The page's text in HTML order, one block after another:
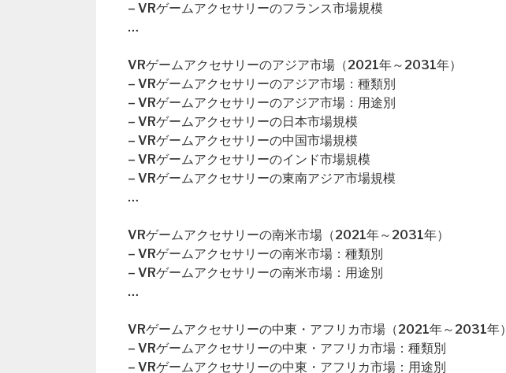
– VRゲームアクセサリーのフランス市場規模
…
VRゲームアクセサリーのアジア市場（2021年～2031年）
– VRゲームアクセサリーのアジア市場：種類別
– VRゲームアクセサリーのアジア市場：用途別
– VRゲームアクセサリーの日本市場規模
– VRゲームアクセサリーの中国市場規模
– VRゲームアクセサリーのインド市場規模
– VRゲームアクセサリーの東南アジア市場規模
…
VRゲームアクセサリーの南米市場（2021年～2031年）
– VRゲームアクセサリーの南米市場：種類別
– VRゲームアクセサリーの南米市場：用途別
…
VRゲームアクセサリーの中東・アフリカ市場（2021年～2031年）
– VRゲームアクセサリーの中東・アフリカ市場：種類別
– VRゲームアクセサリーの中東・アフリカ市場：用途別